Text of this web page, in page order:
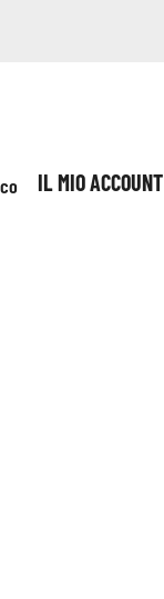
IL MIO ACCOUNT